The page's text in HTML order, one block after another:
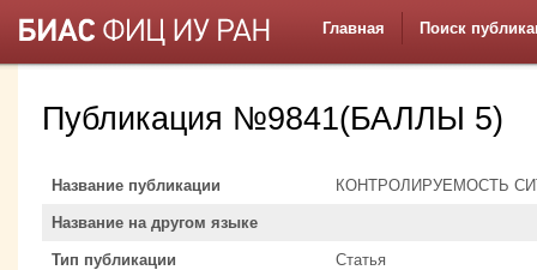
Главная Поиск
Публикация №9841(БАЛЛЫ 5)
Название публикации КОНТРОЛИРУЕМОСТЬ
Название на другом языке
Тип публикации Статья